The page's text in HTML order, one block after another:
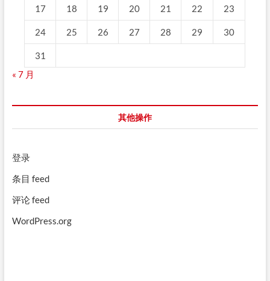
17 18 19 20 21 22 23
24 25 26 27 28 29 30
31
« 7 月
其他操作
登录
条目 feed
评论 feed
WordPress.org